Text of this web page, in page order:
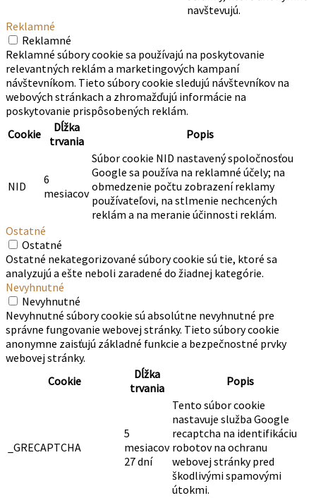
navštevujú.
Reklamné
Reklamné
Reklamné súbory cookie sa používajú na poskytovanie
relevantných reklám a marketingových kampaní
návštevníkom. Tieto súbory cookie sledujú návštevníkov na
webových stránkach a zhromažďujú informácie na
poskytovanie prispôsobených reklám.
Cookie
Dĺžka
trvania
Popis
NID
6
mesiacov
Súbor cookie NID nastavený spoločnosťou
Google sa používa na reklamné účely; na
obmedzenie počtu zobrazení reklamy
používateľovi, na stlmenie nechcených
reklám a na meranie účinnosti reklám.
Ostatné
Ostatné
Ostatné nekategorizované súbory cookie sú tie, ktoré sa
analyzujú a ešte neboli zaradené do žiadnej kategórie.
Nevyhnutné
Nevyhnutné
Nevyhnutné súbory cookie sú absolútne nevyhnutné pre
správne fungovanie webovej stránky. Tieto súbory cookie
anonymne zaisťujú základné funkcie a bezpečnostné prvky
webovej stránky.
Cookie
Dĺžka
trvania
Popis
_GRECAPTCHA
5
mesiacov
27 dní
Tento súbor cookie
nastavuje služba Google
recaptcha na identifikáciu
robotov na ochranu
webovej stránky pred
škodlivými spamovými
útokmi.